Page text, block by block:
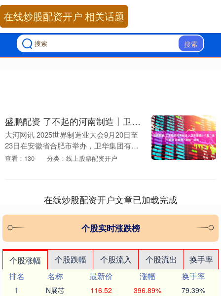
搜索
在线炒股配资开户 相关话题
盛鹏配资 了不起的河南制造丨卫华集团：“智”造转型 让世界“轻松”起来
大河网讯 2025世界制造业大会9月20日至
23日在安徽省合肥市举办，卫华集团有限
公司（以下简称“卫华集团”）作为参展企
解，感....
查看：130 分类：线上股票配资开户
在线炒股配资开户文章已加载完成
个股实时涨跌榜
个股涨幅 个股跌幅 个股流入 个股流出
换手率
排名
名称 最新价 涨幅
换手率
1
N展芯 116.52 396.89% 79.39%